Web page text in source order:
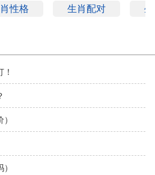
性格 生肖配对